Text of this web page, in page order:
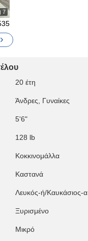
7
20 έτη
Άνδρες, Γυναίκες
5'6"
128 lb
Κοκκινομάλλα
Καστανά
Λευκός-ή/Καυκάσιος-α
Ξυρισμένο
Μικρό